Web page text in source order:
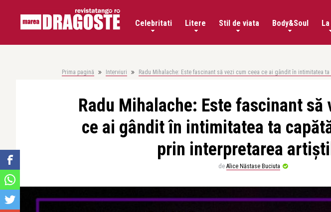
Celebritati Litere Stil de viata Body&Soul
Prima pagină Interviuri Radu Mihalache: Este fascinant să vezi cum ceea ce ai gândit în intimitatea
Radu Mihalache: Este fascinant să
ce ai gândit în intimitatea ta
prin interpretarea
de Alice Năstase Buciuta